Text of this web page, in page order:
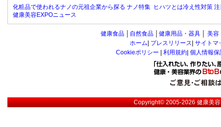
化粧品で使われるナノの元祖企業から探る ナノ特集 ヒハツとは冷え性対策
健康美容EXPOニュース
健康食品 自然食品 健康用品・器具 美容
ホーム プレスリリース サイトマ
Cookieポリシー
利用規約 個人情報
Copyright© 2005-2026健康美